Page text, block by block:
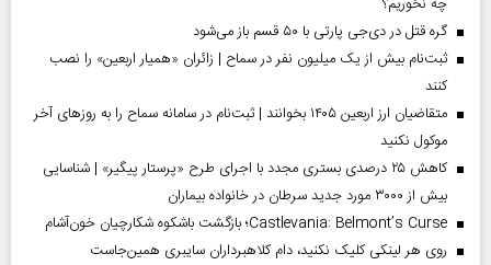
گره قتل در دی‌جی پارتی با ۵۰ قسم باز می‌شود
ثبت‌نام بیش از یک میلیون نفر در سماح | زائران «همیار اربعین» را نصب
کنند
متقاضیان ارز اربعین ۱۴۰۵ بخوانند | ثبت‌نام در سامانه سماح را به روز‌های آخر
موکول نکنید
کاهش ۲۵ درصدی بستری مجدد با اجرای طرح «پرستار پیگیر» | شناسایی
بیش از ۳۰۰۰ مورد جدید سرطان در خانواده بیماران
Castlevania: Belmont’s Curse؛ بازگشت باشکوه شکارچیان خون‌آشام
روی هر لینکی کلیک نکنید، دام کلاهبرداران سایبری همین‌جاست